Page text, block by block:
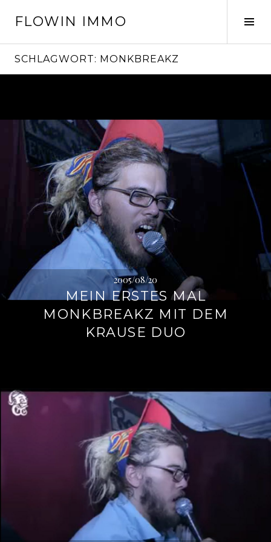
zumFLOWIN IMMO
SCHLAGWORT: MONKBREAKZ
2005/08/20
MEIN ERSTES MAL
MONKBREAKZ MIT DEM
KRAUSE DUO